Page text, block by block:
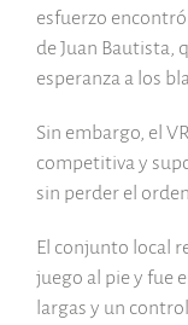
esfuerzo
de Juan Bautista,
esperanza a los
Sin embargo, el
competitiva y
sin perder el
El conjunto local
juego al pie y fue
largas y un